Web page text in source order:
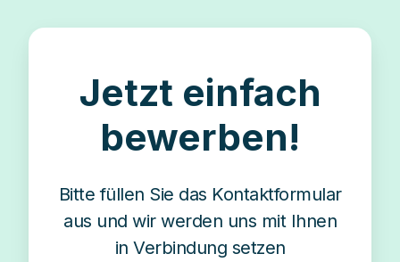
Jetzt einfach
bewerben!
Bitte füllen Sie das Kontaktformular
aus und wir werden uns mit Ihnen
in Verbindung setzen